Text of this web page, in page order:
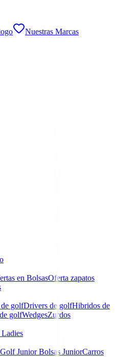
Nuestras Marcas
en BolsasOferta zapatos
golfDrivers de golfHibridos de
golfWedgesZurdos
Ladies
JuniorBolsas JuniorCarros